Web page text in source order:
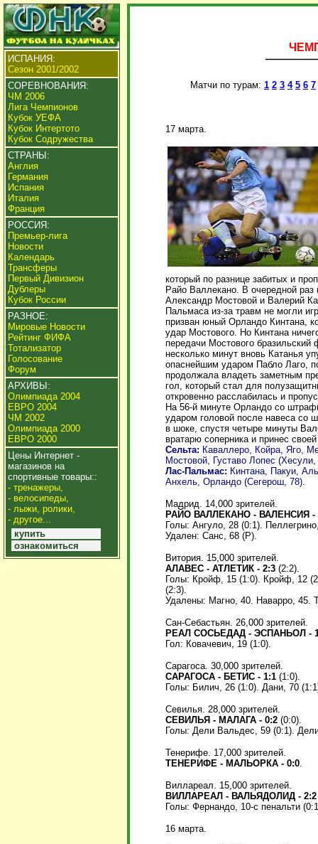
ИСПАНИЯ:
Сезон 2001/2002
СОРЕВНОВАНИЯ:
ЧМ 2006
Лига Чемпионов
Кубок УЕФА
Кубок Интертото
Кубок Содружества
СТРАНЫ:
Англия
Германия
Испания
Италия
Франция
РОССИЯ:
Премьер-лига
Новости
Календарь
Трансферы
Первый Дивизион
Дублеры
Кубок России
РАЗНОЕ:
Мировые Новости
Рейтинг ФИФА
Тотализатор
Голосование
Форум
АРХИВЫ:
Олимпиада 2004
ЕВРО 2004
ЧМ 2002
Олимпиада 2000
ЕВРО 2000
Цены Интернет -
магазинов на
спортивные товары::
- тренажеры,
- велосипеды,
- лыжи, ролики,
- другое...
купить
ознакомиться
Матчи по турам: 1 2 3 4 5 6 7
17 марта.
который по разнице забитых и
Райо Валлекано. В очередной
Александр Мостовой и Валерий
Пальмаса из-за травм не могли
призван юный Орландо Кинтана,
удар Мостового. Но Кинтана
передачи Мостового бразильский
несколько минут вновь Катанья
опаснейшим ударом Пабло Лаго,
продолжала владеть заметным
гол, который стал для
откровенно расслабилась и
На 56-й минуте Орландо со
ударом головой после навеса со
в шоке, спустя четыре минуты
вратарю соперника и принес
Сельта: Каваллеро, Койра, Яго,
Мостовой, Густаво Лопес
Лас-Пальмас: Кинтана, Пакуи,
Анхель, Орландо (Сегерош, 78).
Мадрид. 14,000 зрителей.
РАЙО ВАЛЛЕКАНО - ВАЛЕНСИЯ -
Голы: Ангуло, 28 (0:1).
Удален: Санс, 68 (Р).
Витория. 15,000 зрителей.
АЛАВЕС - АТЛЕТИК - 2:3 (2:2).
Голы: Кройф, 15 (1:0). Кройф, 12
(2:3).
Удалены: Магно, 40. Наварро, 45.
Сан-Себастьян. 26,000 зрителей.
РЕАЛ СОСЬЕДАД - ЭСПАНЬОЛ -
Гол: Ковачевич, 19 (1:0).
Сарагоса. 30,000 зрителей.
САРАГОСА - БЕТИС - 1:1 (1:0).
Голы: Билич, 26 (1:0). Дани, 70
Севилья. 28,000 зрителей.
СЕВИЛЬЯ - МАЛАГА - 0:2 (0:0).
Голы: Дели Вальдес, 59 (0:1).
Тенерифе. 17,000 зрителей.
ТЕНЕРИФЕ - МАЛЬОРКА - 0:0
Виллареал. 15,000 зрителей.
ВИЛЛАРЕАЛ - ВАЛЬЯДОЛИД - 2:2
Голы: Фернандо, 10-с пенальти
16 марта.